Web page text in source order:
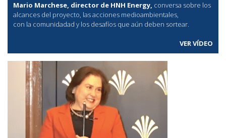
Mario Marchese, director de HNH Energy, conversa sobre los
alcances del proyecto, las acciones medioambientales,
con la comunidadad y los desafíos que aún deben sortear.
VER VÍDEO